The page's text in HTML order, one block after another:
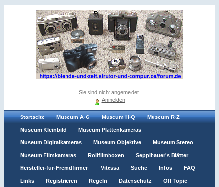
Sie sind nicht angemeldet.
Anmelden
Startseite Museum A-G Museum H-Q Museum R-Z
Museum Kleinbild Museum Plattenkameras
Museum Digitalkameras Museum Objektive Museum Stereo
Museum Filmkameras Rollfilmboxen Sepplbauer's Blätter
Hersteller-für-Fremdfirmen Vitessa Suche Infos FAQ
Links Registrieren Regeln Datenschutz Off Topic